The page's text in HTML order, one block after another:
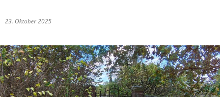
23. Oktober 2025